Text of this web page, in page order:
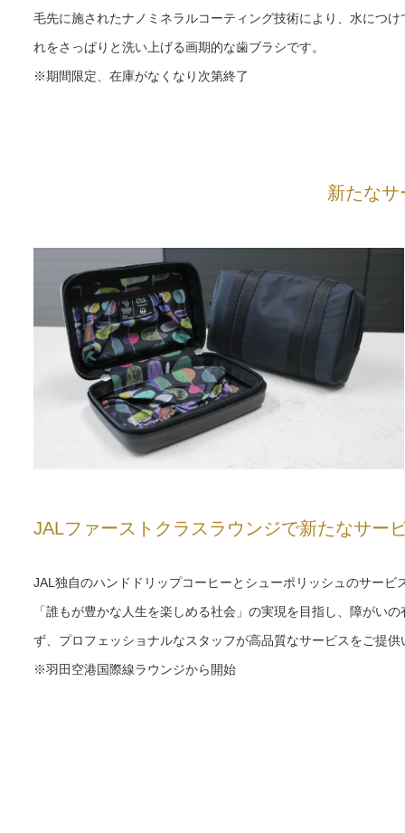
毛先に施されたナノミネラルコーティング技術により、水につけ
れをさっぱりと洗い上げる画期的な歯ブラシです。
※期間限定、在庫がなくなり次第終了
新たな
JALファーストクラスラウンジで新たなサー
JAL独自のハンドドリップコーヒーとシューポリッシュのサービ
「誰もが豊かな人生を楽しめる社会」の実現を目指し、障がい
ず、プロフェッショナルなスタッフが高品質なサービスをご提供
※羽田空港国際線ラウンジから開始